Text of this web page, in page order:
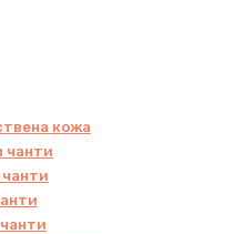
кожа
чанти